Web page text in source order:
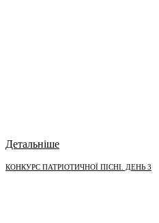
Детальніше
КОНКУРС ПАТРІОТИЧНОЇ ПІСНІ. ДЕНЬ 3